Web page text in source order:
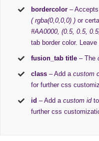
bordercolor –
( rgba(0,0,0,0) )or
#AA0000, (0.5, 0.5,
tab border color.
fusion_tab title – The
class – Add acustom
for further css
id – Add acustom idto
further css